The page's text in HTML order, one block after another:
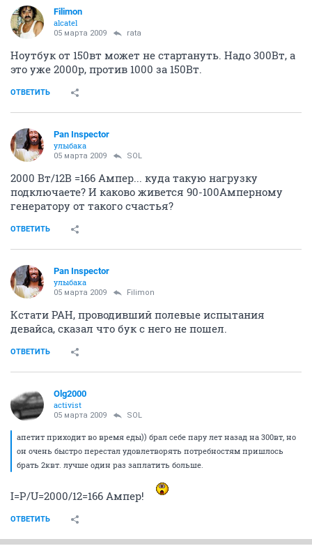
Filimon
alcatel
05 марта 2009 rata
Ноутбук от 150вт может не стартануть. Надо 300Вт, а
это уже 2000р, против 1000 за 150Вт.
ОТВЕТИТЬ
Pan Inspector
улыбака
05 марта 2009 SOL
2000 Вт/12В =166 Ампер... куда такую нагрузку
подключаете? И каково живется 90-100Амперному
генератору от такого счастья?
ОТВЕТИТЬ
Pan Inspector
улыбака
05 марта 2009 Filimon
Кстати РАН, проводивший полевые испытания
девайса, сказал что бук с него не пошел.
ОТВЕТИТЬ
Olg2000
activist
05 марта 2009 SOL
апетит приходит во время еды)) брал себе пару лет назад на 300вт, но
он очень быстро перестал удовлетворять потребностям пришлось
брать 2квт. лучше один раз заплатить больше.
I=P/U=2000/12=166 Ампер!
ОТВЕТИТЬ